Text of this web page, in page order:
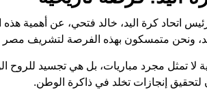
اتحاد كرة اليد، خالد فتحي، عن أهمية هذه
ونحن متمسكون بهذه الفرصة لتشريف مصر
لا تمثل مجرد مباريات، بل هي تجسيد للروح
لتحقيق إنجازات تخلد في ذاكرة الوطن.